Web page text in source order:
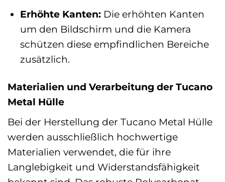
Erhöhte Kanten: Die erhöhten Kanten
um den Bildschirm und die Kamera
schützen diese empfindlichen Bereiche
zusätzlich.
Materialien und Verarbeitung der Tucano
Metal Hülle
Bei der Herstellung der Tucano Metal Hülle
werden ausschließlich hochwertige
Materialien verwendet, die für ihre
Langlebigkeit und Widerstandsfähigkeit